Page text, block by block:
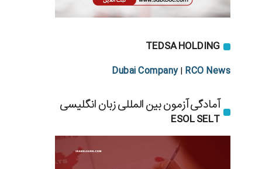
TEDSA HOLDING
Dubai Company| RCO News
آمادگی آزمون بین المللی زبان انگلیسی
ESOL SELT